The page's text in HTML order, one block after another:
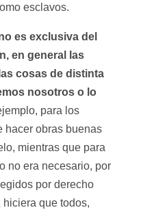
esclavos.
es exclusiva del
en general las
cosas de distinta
nosotros o lo
para los
hacer obras buenas
mientras que para
no era necesario, por
por derecho
que todos,